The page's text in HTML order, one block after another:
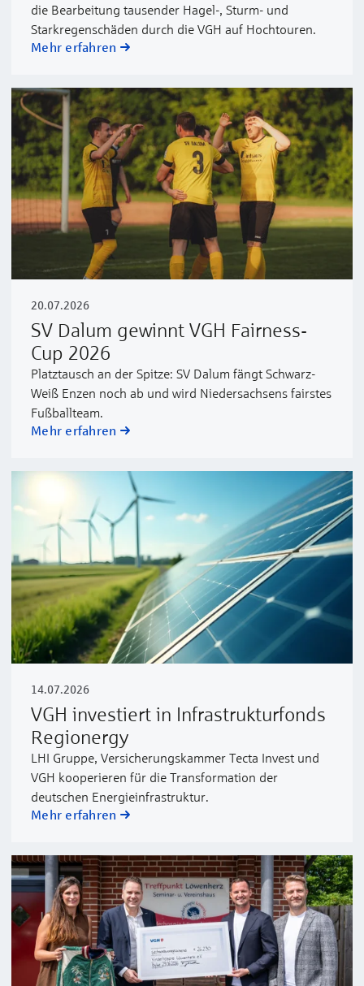
die Bearbeitung tausender Hagel-, Sturm- und
Starkregenschäden durch die VGH auf Hochtouren.
Mehr erfahren
20.07.2026
SV Dalum gewinnt VGH Fairness-
Cup 2026
Platztausch an der Spitze: SV Dalum fängt Schwarz-
Weiß Enzen noch ab und wird Niedersachsens fairstes
Fußballteam.
Mehr erfahren
14.07.2026
VGH investiert in Infrastrukturfonds
Regionergy
LHI Gruppe, Versicherungskammer Tecta Invest und
VGH kooperieren für die Transformation der
deutschen Energieinfrastruktur.
Mehr erfahren